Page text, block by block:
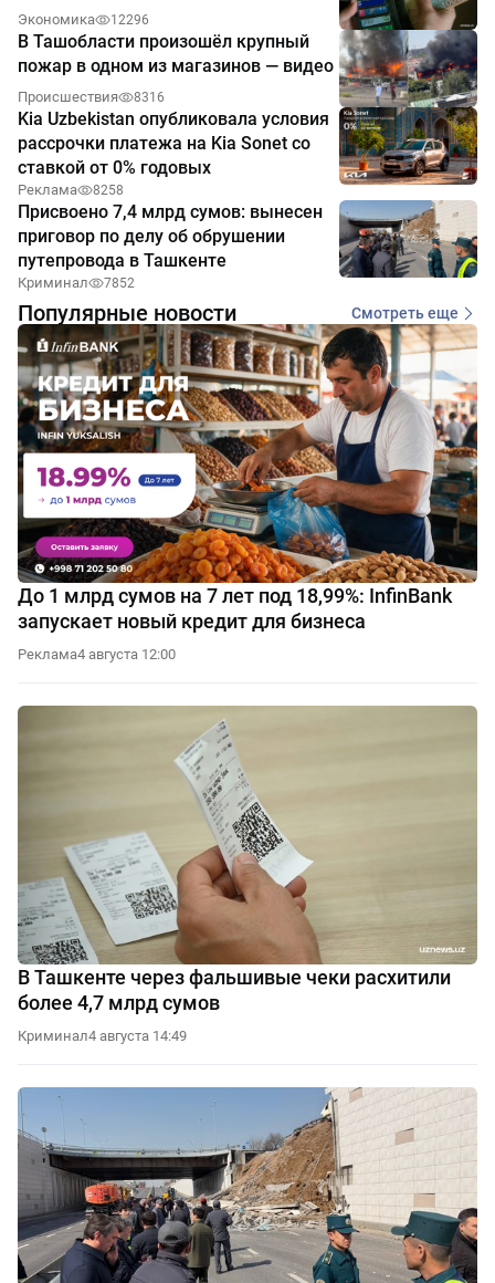
Экономика 12296
В Ташобласти произошёл крупный
пожар в одном из магазинов — видео
Происшествия 8316
Kia Uzbekistan опубликовала условия
рассрочки платежа на Kia Sonet со
ставкой от 0% годовых
Реклама 8258
Присвоено 7,4 млрд сумов: вынесен
приговор по делу об обрушении
путепровода в Ташкенте
Криминал 7852
Популярные новости Смотреть еще
До 1 млрд сумов на 7 лет под 18,99%: InfinBank
запускает новый кредит для бизнеса
Реклама4 августа 12:00
В Ташкенте через фальшивые чеки расхитили
более 4,7 млрд сумов
Криминал4 августа 14:49